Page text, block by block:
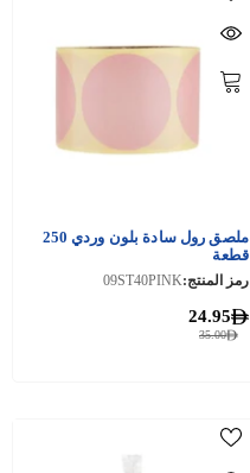
ملصق رول سادة بلون وردي 250
قطعة
رمز المنتج:09ST40PINK
35.00
24.95